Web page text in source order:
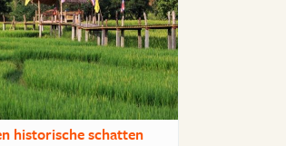
historische schatten